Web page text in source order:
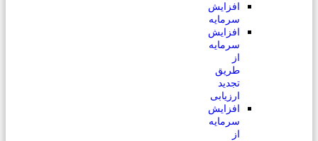
افزایش
سرمایه
افزایش
سرمایه
از
طریق
تجدید
ارزیابی
افزایش
سرمایه
از